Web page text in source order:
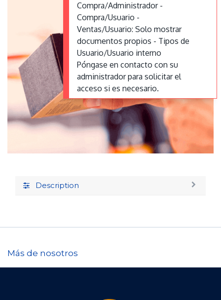
Description
Más de nosotros
Compra/Administrador -
Compra/Usuario -
Ventas/Usuario: Solo mostrar
documentos propios - Tipos de
Usuario/Usuario interno
Póngase en contacto con su
administrador para solicitar el
acceso si es necesario.